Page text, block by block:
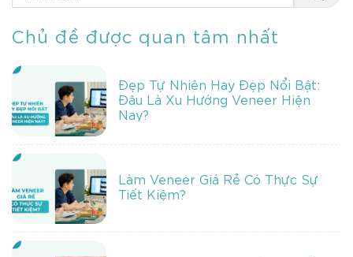
Chủ đề được quan tâm nhất
Đẹp Tự Nhiên Hay Đẹp Nổi Bật:
Đâu Là Xu Hướng Veneer Hiện
Nay?
Làm Veneer Giá Rẻ Có Thực Sự
Tiết Kiệm?